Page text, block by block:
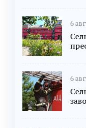
6
6